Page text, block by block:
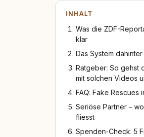
INHALT
Was die ZDF-
klar
Das System
Ratgeber: So gehst
mit solchen Videos
FAQ: Fake Rescues
Seriöse Partner –
fliesst
Spenden-Check: 5